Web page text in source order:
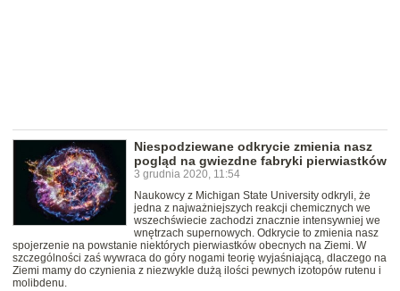
Niespodziewane odkrycie zmienia nasz
pogląd na gwiezdne fabryki pierwiastków
3 grudnia 2020, 11:54
Naukowcy z Michigan State University odkryli, że
jedna z najważniejszych reakcji chemicznych we
wszechświecie zachodzi znacznie intensywniej we
wnętrzach supernowych. Odkrycie to zmienia nasz
spojerzenie na powstanie niektórych pierwiastków obecnych na Ziemi. W
szczególności zaś wywraca do góry nogami teorię wyjaśniającą, dlaczego na
Ziemi mamy do czynienia z niezwykle dużą ilości pewnych izotopów rutenu i
molibdenu.